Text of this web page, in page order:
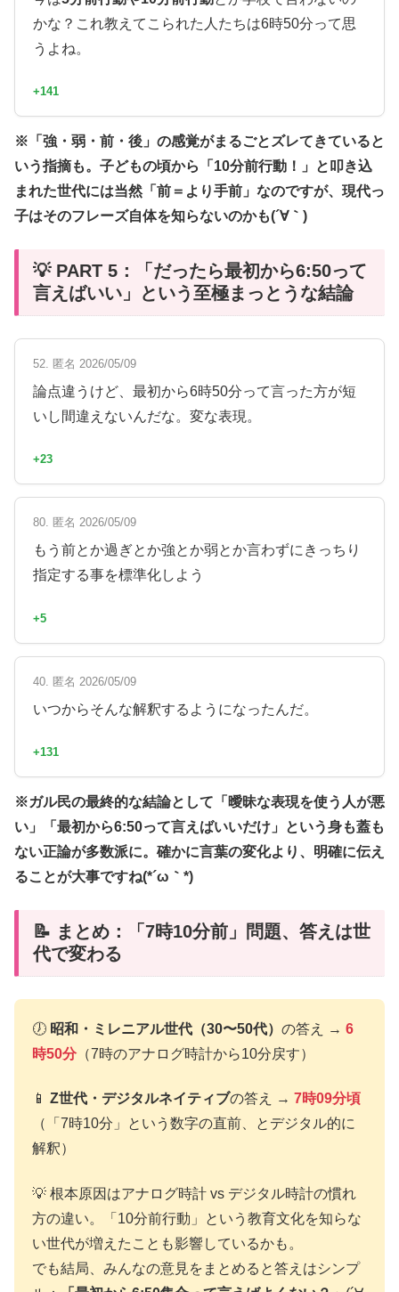
かな？これ教えてこられた人たちは6時50分って思
うよね。
+141
※「強・弱・前・後」の感覚がまるごとズレてきていると
いう指摘も。子どもの頃から「10分前行動！」と叩き込
まれた世代には当然「前＝より手前」なのですが、現代っ
子はそのフレーズ自体を知らないのかも(´∀｀)
💡 PART 5：「だったら最初から6:50って
言えばいい」という至極まっとうな結論
52. 匿名 2026/05/09
論点違うけど、最初から6時50分って言った方が短
いし間違えないんだな。変な表現。
+23
80. 匿名 2026/05/09
もう前とか過ぎとか強とか弱とか言わずにきっちり
指定する事を標準化しよう
+5
40. 匿名 2026/05/09
いつからそんな解釈するようになったんだ。
+131
※ガル民の最終的な結論として「曖昧な表現を使う人が悪
い」「最初から6:50って言えばいいだけ」という身も蓋も
ない正論が多数派に。確かに言葉の変化より、明確に伝え
ることが大事ですね(*´ω｀*)
📝 まとめ：「7時10分前」問題、答えは世
代で変わる
🕖 昭和・ミレニアル世代（30〜50代） の答え → 6
時50分（7時のアナログ時計から10分戻す）
📱 Z世代・デジタルネイティブの答え → 7時09分頃
（「7時10分」という数字の直前、とデジタル的に
解釈）
💡 根本原因はアナログ時計 vs デジタル時計の慣れ
方の違い。「10分前行動」という教育文化を知らな
い世代が増えたことも影響しているかも。
でも結局、みんなの意見をまとめると答えはシンプ